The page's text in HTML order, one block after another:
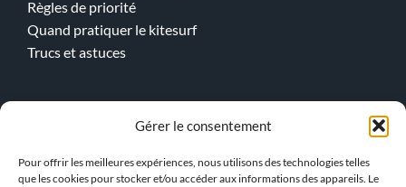
Gérer le consentement
Pour offrir les meilleures expériences, nous utilisons des technologies telles
que les cookies pour stocker et/ou accéder aux informations des appareils. Le
Règles de priorité
Quand pratiquer le kitesurf
Trucs et astuces
Wingfoil